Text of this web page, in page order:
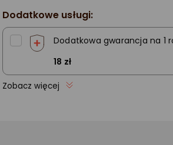
Dodatkowe usługi:
Dodatkowa gwarancja na 1
18 zł
Zobacz więcej